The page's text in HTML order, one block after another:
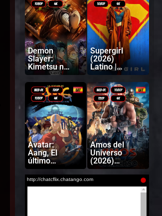
Demon
Slayer:
Kimetsu no
Yaiba
Castillo
infinito
(2025)
Latino |
Japonés
Supergirl
(2026)
Latino |
Inglés
Avatar:
Aang, El
último
Maestro
Aire (2026)
Latino |
Amos del
Universo
(2026)
Latino |
Inglés